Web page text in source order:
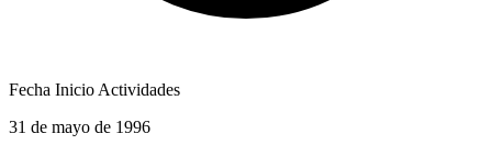
Fecha Inicio Actividades
31 de mayo de 1996